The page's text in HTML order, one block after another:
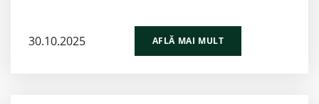
30.10.2025 AFLĂ MAI MULT